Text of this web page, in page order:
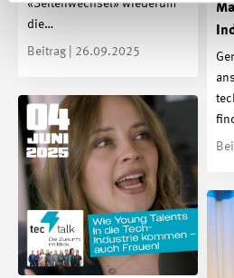
«Seitenwechsel» wiederum
die…
Beitrag | 26.09.2025